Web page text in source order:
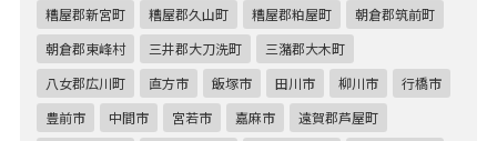
糟屋郡新宮町
糟屋郡久山町 糟屋郡粕屋町
朝倉郡筑前町
朝倉郡東峰村
三井郡大刀洗町
三潴郡大木町
八女郡広川町
直方市 飯塚市 田川市 柳川市
行橋市
豊前市
中間市 宮若市 嘉麻市
遠賀郡芦屋町